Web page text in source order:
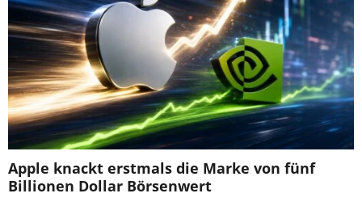
Apple knackt erstmals die Marke von fünf
Billionen Dollar Börsenwert